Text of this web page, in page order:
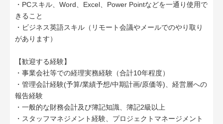
・PCスキル、Word、Excel、Power Pointなどを一通り使用で
きること
・ビジネス英語スキル（リモート会議やメールでのやり取り
があります）
【歓迎する経験】
・事業会社等での経理実務経験（合計10年程度）
・管理会計経験(予算/業績予想/中期計画/原価等)、経営層への
報告経験
・一般的な財務会計及び簿記知識、簿記2級以上
・スタッフマネジメント経験、プロジェクトマネージメント